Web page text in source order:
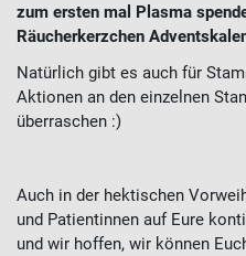
zum ersten mal Plasma
Räucherkerzchen
Natürlich gibt es auch für
Aktionen an den einzelnen
überraschen :)
Auch in der hektischen
und Patientinnen auf Eure
und wir hoffen, wir können